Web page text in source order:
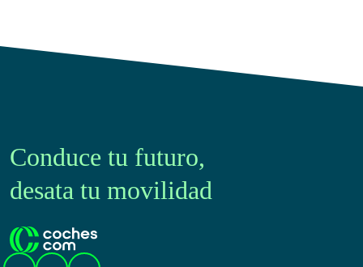
Conduce tu futuro,